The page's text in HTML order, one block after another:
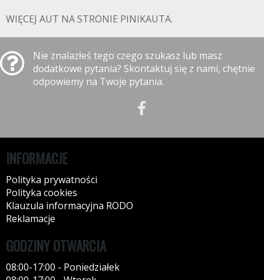
WIĘCEJ AUT NA STRONIE PINIKAUTA.
Nie znalazłeś tego czego szukasz lub masz
dodatkowe pytania? Skontaktuj się z nami, chętnie
odpowiemy na Twoje pytania.
INFORMACJE
Polityka prywatności
Polityka cookies
Klauzula informacyjna RODO
Reklamacje
GODZINY OTWARCIA
08:00-17:00 - Poniedziałek